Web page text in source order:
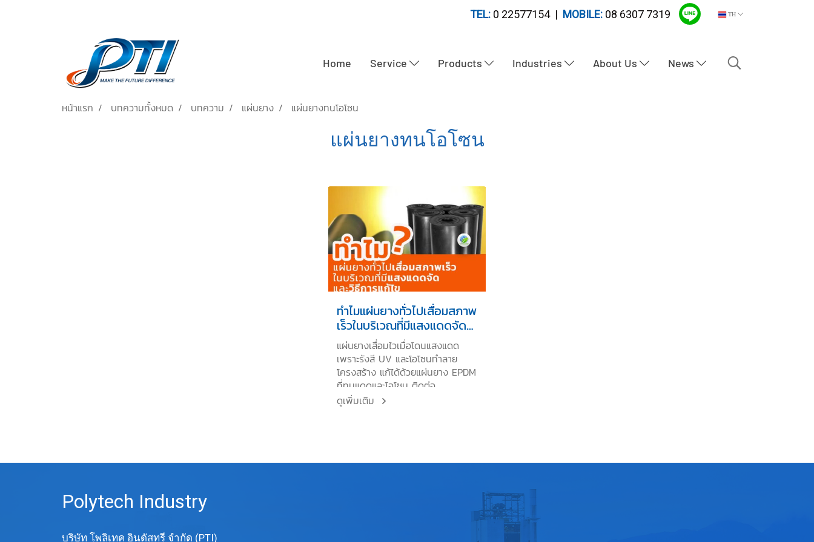
TEL:0 22577154 | MOBILE: 08 6307 7319 TH
Home Service Products Industries About Us News
หน้าแรก บทความทั้งหมด บทความ แผ่นยาง แผ่นยางทนโอโซน
แผ่นยางทนโอโซน
ทำไมแผ่นยางทั่วไปเสื่อมสภาพ
เร็วในบริเวณที่มีแสงแดดจัด
และวิธีการแก้ไข
แผ่นยางเสื่อมไวเมื่อโดนแสงแดด
เพราะรังสี UV และโอโซนทำลาย
โครงสร้าง แก้ได้ด้วยแผ่นยาง EPDM
ที่ทนแดดและโอโซน ติดต่อ
HyperSheet!
ดูเพิ่มเติม
Polytech Industry
บริษัท โพลิเทค อินดัสทรี จำกัด (PTI)